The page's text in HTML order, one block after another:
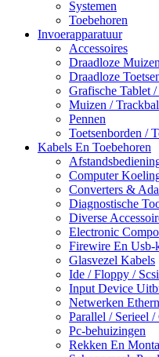
Systemen
Toebehoren
Invoerapparatuur
Accessoires
Draadloze
Draadloze
Grafische Tablet
Muizen /
Pennen
Toetsenborden /
Kabels En Toebehoren
Computer
Converters &
Diagnostische
Diverse
Electronic
Firewire En Usb-
Glasvezel Kabels
Ide / Floppy /
Input Device
Netwerken
Parallel / Serieel
Pc-behuizingen
Rekken En